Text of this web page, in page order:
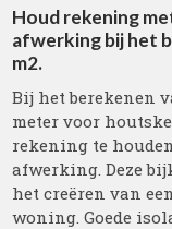
Houd rekening
afwerking bij het
m2.
Bij het berekenen
meter voor
rekening te
afwerking. Deze
het creëren van
woning. Goede